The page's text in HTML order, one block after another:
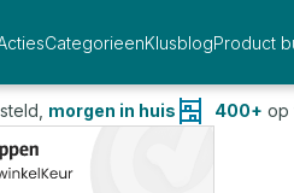
CategorieenKlusblogProduct
morgen in huis 400+ op